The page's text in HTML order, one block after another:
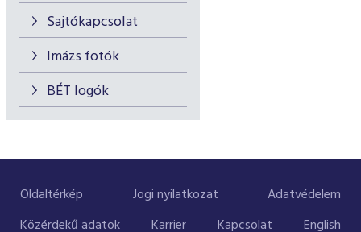
Sajtókapcsolat
Imázs fotók
BÉT logók
Oldaltérkép Jogi nyilatkozat
Adatvédelem
Közérdekű adatok
Karrier Kapcsolat English